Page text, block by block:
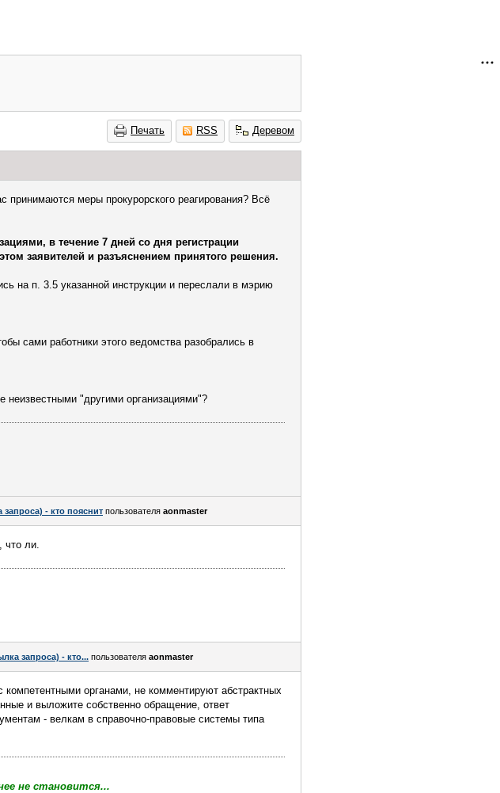
Печать RSS Деревом
меры прокурорского реагирования? Всё
в течение 7 дней со дня регистрации
заявителей и разъяснением принятого решения.
на п. 3.5 указанной инструкции и переслали в мэрию
сами работники этого ведомства разобрались в
неизвестными "другими организациями"?
- кто пояснит пользователя aonmaster
что ли.
запроса) - кто... пользователя aonmaster
органами, не комментируют абстрактных
и выложите собственно обращение, ответ
- велкам в справочно-правовые системы типа
не становится...